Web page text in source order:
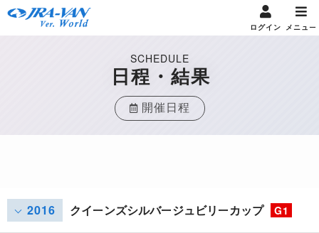
ログイン メニュー
SCHEDULE
日程・結果
開催日程
2016 クイーンズシルバージュビリーカップ G1